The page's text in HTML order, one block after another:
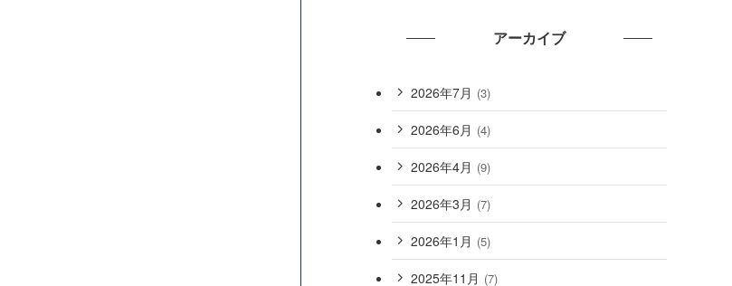
アーカイブ
2026年7月 (3)
2026年6月 (4)
2026年4月 (9)
2026年3月 (7)
2026年1月 (5)
2025年11月 (7)